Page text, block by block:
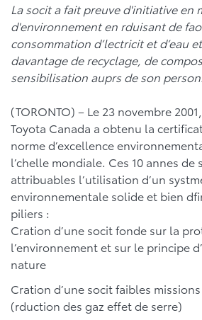
La socit a fait preuve d'initiative en
d'environnement en rduisant de
consommation d’lectricit et d’eau
davantage de recyclage, de
sensibilisation auprs de son
(TORONTO) – Le 23 novembre
Toyota Canada a obtenu la
norme d’excellence
l’chelle mondiale. Ces 10 annes de
attribuables l’utilisation d’un
environnementale solide et bien
piliers :
Cration d’une socit fonde sur la
l’environnement et sur le principe
nature
Cration d’une socit faibles
(rduction des gaz effet de serre)